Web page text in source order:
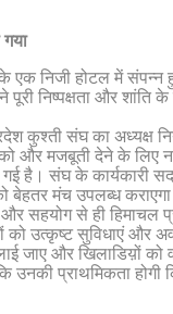
निजी होटल में संपन्न
पूरी निष्पक्षता और
संघ का अध्यक्ष
मजबूती देने के लिए
गई है। संघ के
मंच उपलब्ध
से ही हिमाचल
को उत्कृष्ट
और खिलाडिय़ों को
उनकी प्राथमिकता